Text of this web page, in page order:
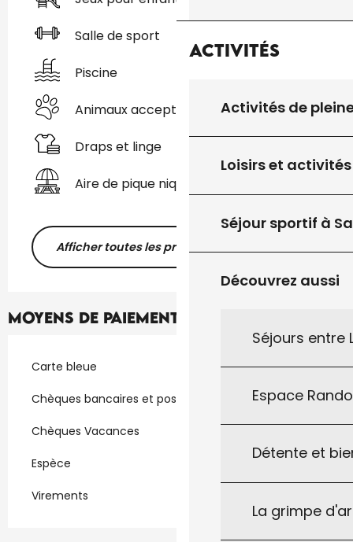
Activités
Activités de
Loisirs et activités
Séjour sportif à
Découvrez aussi
Séjours entre
Espace
Détente et
La grimpe
Salle de sport
Piscine
Animaux acceptés
Draps et linge
Aire de pique nique
Afficher toutes les prestations
Moyens de paiement
Carte bleue
Chèques bancaires et postaux
Chèques Vacances
Espèce
Virements